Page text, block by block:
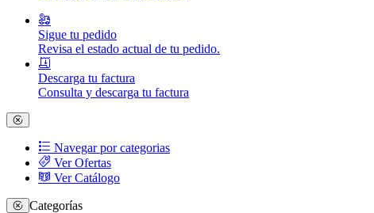
Sigue tu pedido
Revisa el estado actual de tu pedido.
Descarga tu factura
Consulta y descarga tu factura
Navegar por categorias
Ver Ofertas
Ver Catálogo
Categorías